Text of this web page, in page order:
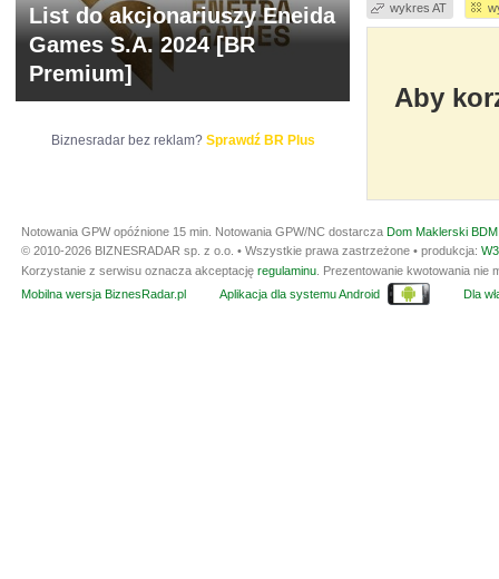
wykres AT
Aby
List do akcjonariuszy Eneida
Games S.A. 2024 [BR
Premium]
Biznesradar bez reklam? Sprawdź BR Plus
Notowania GPW opóźnione 15 min. Notowania GPW/NC dostarcza Dom Maklerski
© 2010-2026 BIZNESRADAR sp. z o.o. • Wszystkie prawa zastrzeżone • produkcja:
Korzystanie z serwisu oznacza akceptację regulaminu . Prezentowanie kwotowania
Mobilna wersja BiznesRadar.pl
Aplikacja dla systemu Android Dla